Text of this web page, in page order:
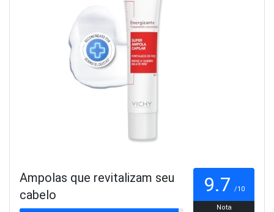
Ampolas que revitalizam seu
cabelo
9.7 /10
Nota